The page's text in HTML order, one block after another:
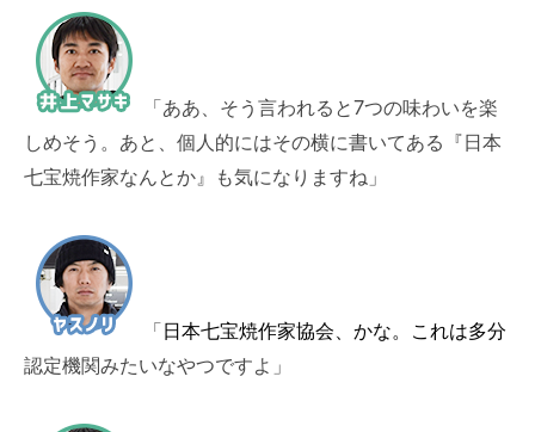
「ああ、そう言われると7つの味わいを楽
しめそう。あと、個人的にはその横に書いてある『日本
七宝焼作家なんとか』も気になりますね」
「日本七宝焼作家協会、かな。これは多分
認定機関みたいなやつですよ」